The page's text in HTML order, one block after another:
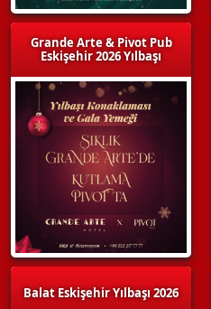
Grande Arte & Pivot Pub
Eskişehir 2026 Yılbaşı
Balat Eskişehir Yılbaşı 2026